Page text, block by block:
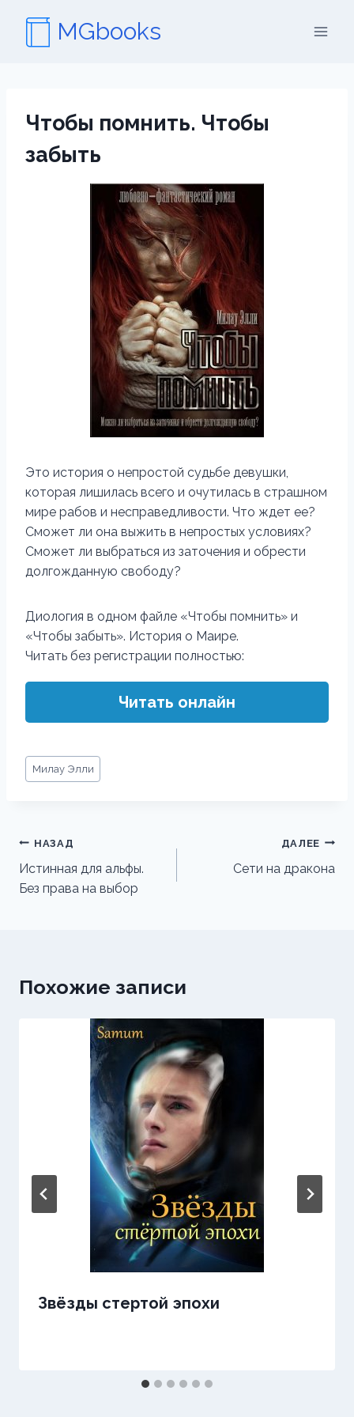
содержимому
MGbooks
Чтобы помнить. Чтобы
забыть
Это история о непростой судьбе девушки,
которая лишилась всего и очутилась в страшном
мире рабов и несправедливости. Что ждет ее?
Сможет ли она выжить в непростых условиях?
Сможет ли выбраться из заточения и обрести
долгожданную свободу?
Диология в одном файле «Чтобы помнить» и
«Чтобы забыть». История о Маире.
Читать без регистрации полностью:
Читать онлайн
Метки
записи:
Милау Элли
Навигация
по
записям
НАЗАД
Истинная для альфы.
Без права на выбор
ДАЛЕЕ
Сети на дракона
Похожие записи
Звёзды стертой эпохи